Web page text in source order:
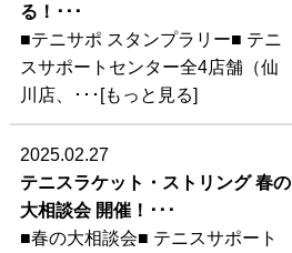
る！･･･
■テニサポ スタンプラリー■ テニ
スサポートセンター全4店舗（仙
川店、･･･[もっと見る]
2025.02.27
テニスラケット・ストリング 春の
大相談会 開催！･･･
■春の大相談会■ テニスサポート